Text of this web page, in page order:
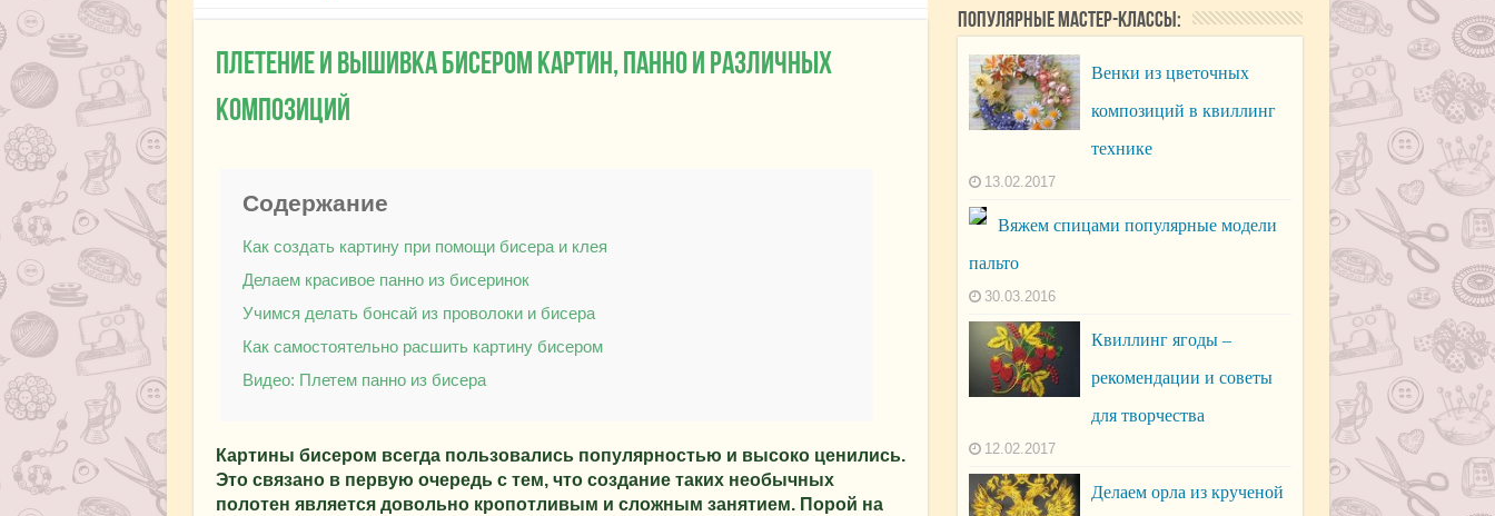
Плетение и вышивка бисером картин, панно и различных
композиций
Содержание
Как создать картину при помощи бисера и клея
Делаем красивое панно из бисеринок
Учимся делать бонсай из проволоки и бисера
Как самостоятельно расшить картину бисером
Видео: Плетем панно из бисера
Картины бисером всегда пользовались популярностью и высоко ценились.
Это связано в первую очередь с тем, что создание таких необычных
полотен является довольно кропотливым и сложным занятием. Порой на
Популярные мастер-классы:
Венки из цветочных
композиций в квиллинг
технике
13.02.2017
Вяжем спицами популярные модели
пальто
30.03.2016
Квиллинг ягоды –
рекомендации и советы
для творчества
12.02.2017
Делаем орла из крученой